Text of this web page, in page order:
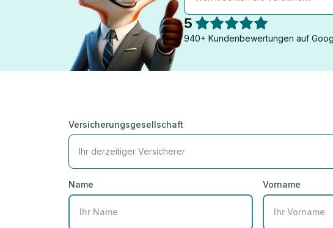
5
940+ Kundenbewertungen auf
Versicherungsgesellschaft
Ihr derzeitiger Versicherer
Name Vorname